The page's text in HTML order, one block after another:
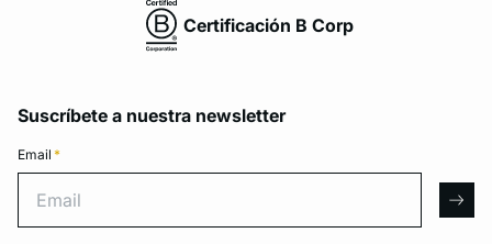
Certificación B Corp
Suscríbete a nuestra newsletter
Email *